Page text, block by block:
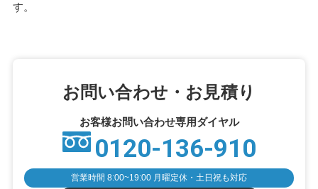
す。
お問い合わせ・お見積り
お客様お問い合わせ専用ダイヤル
0120-136-910
営業時間 8:00~19:00 月曜定休・土日祝も対応